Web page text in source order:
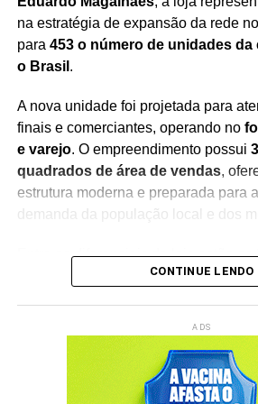
Redação Saiba+
na estratégia de expansão da rede
para 453 o número de unidades da
o Brasil .
A nova unidade foi projetada para
finais e comerciantes, operando no
e varejo. O empreendimento possui
quadrados de área de vendas,
estrutura moderna e preparada para
demanda da população local e dos
Entre os diferenciais da loja estão os
garantem maior agilidade no
Com a inauguração, a empresa
, consolidando sua presença
CONTINUE LENDO
ADS